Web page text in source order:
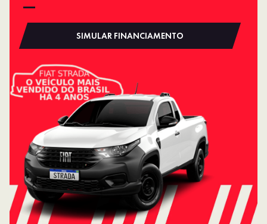
SIMULAR FINANCIAMENTO